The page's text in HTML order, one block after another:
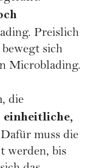
Preislich
sich
Microblading.
die
muss die
werden, bis